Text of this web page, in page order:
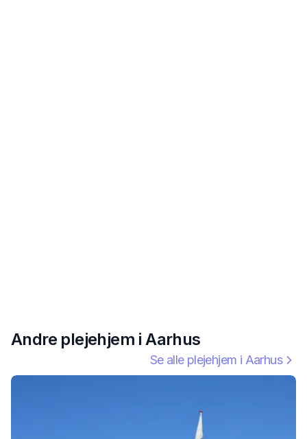
Andre plejehjem iAarhus
Se alle plejehjem i Aarhus